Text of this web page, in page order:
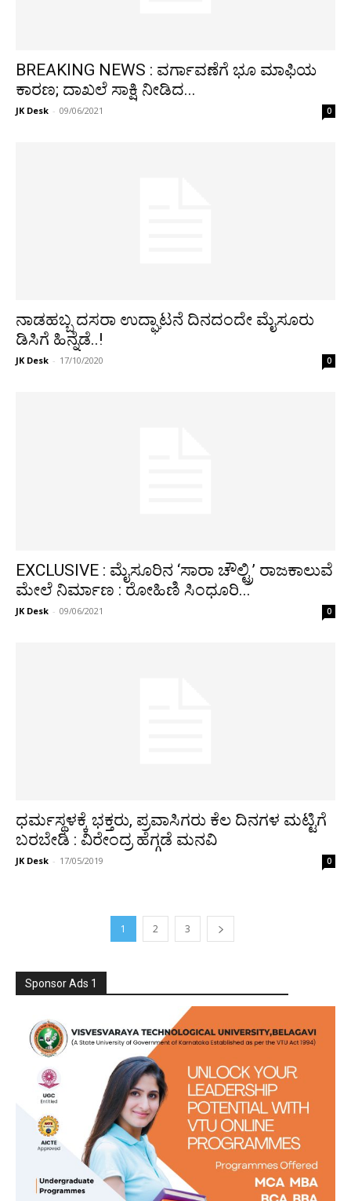
BREAKING NEWS : ವರ್ಗಾವಣೆಗೆ ಭೂ ಮಾಫಿಯ
ಕಾರಣ; ದಾಖಲೆ ಸಾಕ್ಷಿ ನೀಡಿದ...
JK Desk - 09/06/2021 0
ನಾಡಹಬ್ಬ ದಸರಾ ಉದ್ಘಾಟನೆ ದಿನದಂದೇ ಮೈಸೂರು
ಡಿಸಿಗೆ ಹಿನ್ನೆಡೆ..!
JK Desk - 17/10/2020 0
EXCLUSIVE : ಮೈಸೂರಿನ ‘ಸಾರಾ ಚೌಲ್ಟ್ರಿ’ ರಾಜಕಾಲುವೆ
ಮೇಲೆ ನಿರ್ಮಾಣ : ರೋಹಿಣಿ ಸಿಂಧೂರಿ...
JK Desk - 09/06/2021 0
ಧರ್ಮಸ್ಥಳಕ್ಕೆ ಭಕ್ತರು, ಪ್ರವಾಸಿಗರು ಕೆಲ ದಿನಗಳ ಮಟ್ಟಿಗೆ
ಬರಬೇಡಿ : ವಿರೇಂದ್ರ ಹೆಗ್ಗಡೆ ಮನವಿ
JK Desk - 17/05/2019 0
1 2 3
Sponsor Ads 1